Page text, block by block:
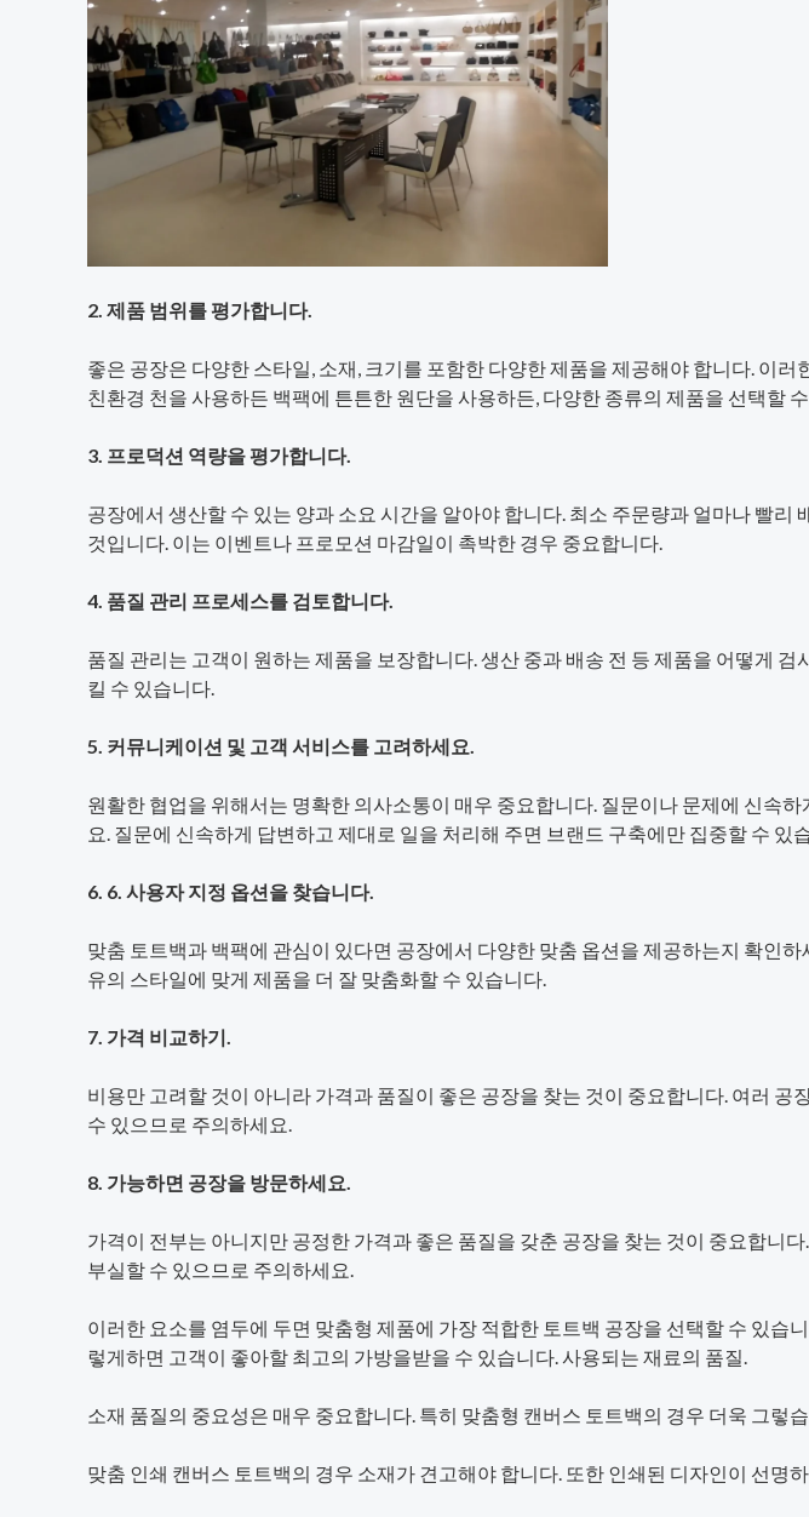
2. 제품 범위를 평가합니다.
좋은 공장은 다양한 스타일, 소재, 크기를 포함한 다양한 제품을 제공해야 합니다. 이
친환경 천을 사용하든 백팩에 튼튼한 원단을 사용하든, 다양한 종류의 제품을 선택할
3. 프로덕션 역량을 평가합니다.
공장에서 생산할 수 있는 양과 소요 시간을 알아야 합니다. 최소 주문량과 얼마나 빨
것입니다. 이는 이벤트나 프로모션 마감일이 촉박한 경우 중요합니다.
4. 품질 관리 프로세스를 검토합니다.
품질 관리는 고객이 원하는 제품을 보장합니다. 생산 중과 배송 전 등 제품을 어떻게
킬 수 있습니다.
5. 커뮤니케이션 및 고객 서비스를 고려하세요.
원활한 협업을 위해서는 명확한 의사소통이 매우 중요합니다. 질문이나 문제에 신속
요. 질문에 신속하게 답변하고 제대로 일을 처리해 주면 브랜드 구축에만 집중할 수 있
6. 6. 사용자 지정 옵션을 찾습니다.
맞춤 토트백과 백팩에 관심이 있다면 공장에서 다양한 맞춤 옵션을 제공하는지 확인
유의 스타일에 맞게 제품을 더 잘 맞춤화할 수 있습니다.
7. 가격 비교하기.
비용만 고려할 것이 아니라 가격과 품질이 좋은 공장을 찾는 것이 중요합니다. 여러
수 있으므로 주의하세요.
8. 가능하면 공장을 방문하세요.
가격이 전부는 아니지만 공정한 가격과 좋은 품질을 갖춘 공장을 찾는 것이 중요합니
부실할 수 있으므로 주의하세요.
이러한 요소를 염두에 두면 맞춤형 제품에 가장 적합한 토트백 공장을 선택할 수 있
렇게하면 고객이 좋아할 최고의 가방을받을 수 있습니다. 사용되는 재료의 품질.
소재 품질의 중요성은 매우 중요합니다. 특히 맞춤형 캔버스 토트백의 경우 더욱 그
맞춤 인쇄 캔버스 토트백의 경우 소재가 견고해야 합니다. 또한 인쇄된 디자인이 선명